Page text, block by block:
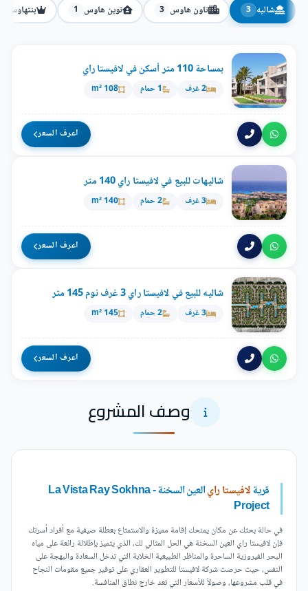
شاليه 3 تاون هاوس 3 توين هاوس 1 بنتهاوس
بمساحة 110 متر أسكن في لافيستا راي
2 غرف 1 حمام 108 m²
اعرف السعر
شاليهات للبيع في لافيستا راي 140 متر
3 غرف 2 حمام 140 m²
اعرف السعر
شاليه للبيع في لافيستا راي 3 غرف نوم 145 متر
3 غرف 2 حمام 145 m²
اعرف السعر
وصف المشروع
قريةلافيستا راي
العين السخنة - La Vista Ray Sokhna
Project
في حالة بحثك عن مكان يمنحك إقامة مميزة والاستمتاع بعطلة صيفية مع أفراد أسرتك
فإن لافيستا راي العين السخنة هي الحل المثالي لك، الذي يتميز بإطلالة رائعة على مياه
البحر الفيروزية الساحرة والمناظر الطبيعية الخلابة التي تدخل السعادة والبهجة على
النفس، حيث حرصت شركة لافيستا للتطوير العقاري على توفير جميع مقومات النجاح
في قلب مشروعها، وصولاً للأسعار التي تعد خارج نطاق المنافسة.